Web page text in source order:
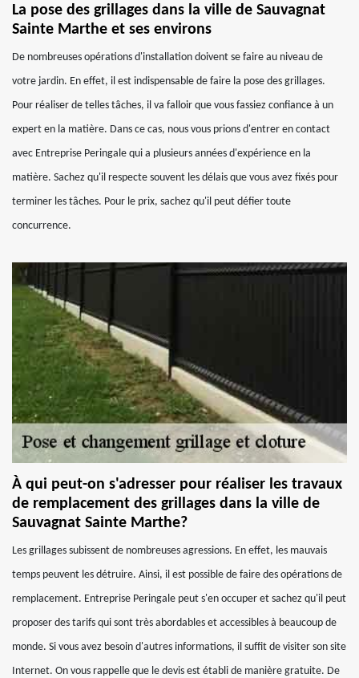
La pose des grillages dans la ville de Sauvagnat
Sainte Marthe et ses environs
De nombreuses opérations d'installation doivent se faire au niveau de
votre jardin. En effet, il est indispensable de faire la pose des grillages.
Pour réaliser de telles tâches, il va falloir que vous fassiez confiance à un
expert en la matière. Dans ce cas, nous vous prions d'entrer en contact
avec Entreprise Peringale qui a plusieurs années d'expérience en la
matière. Sachez qu'il respecte souvent les délais que vous avez fixés pour
terminer les tâches. Pour le prix, sachez qu'il peut défier toute
concurrence.
À qui peut-on s'adresser pour réaliser les travaux
de remplacement des grillages dans la ville de
Sauvagnat Sainte Marthe?
Les grillages subissent de nombreuses agressions. En effet, les mauvais
temps peuvent les détruire. Ainsi, il est possible de faire des opérations de
remplacement. Entreprise Peringale peut s'en occuper et sachez qu'il peut
proposer des tarifs qui sont très abordables et accessibles à beaucoup de
monde. Si vous avez besoin d'autres informations, il suffit de visiter son site
Internet. On vous rappelle que le devis est établi de manière gratuite. De